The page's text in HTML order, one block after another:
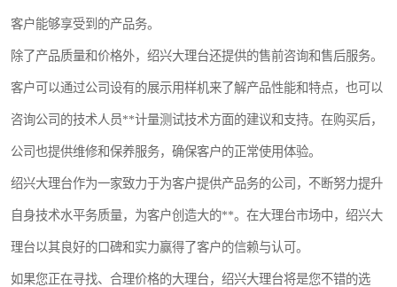
客户能够享受到的产品务。
除了产品质量和价格外，绍兴大理台还提供的售前咨询和售后服务。
客户可以通过公司设有的展示用样机来了解产品性能和特点，也可以
咨询公司的技术人员**计量测试技术方面的建议和支持。在购买后，
公司也提供维修和保养服务，确保客户的正常使用体验。
绍兴大理台作为一家致力于为客户提供产品务的公司，不断努力提升
自身技术水平务质量，为客户创造大的**。在大理台市场中，绍兴大
理台以其良好的口碑和实力赢得了客户的信赖与认可。
如果您正在寻找、合理价格的大理台，绍兴大理台将是您不错的选